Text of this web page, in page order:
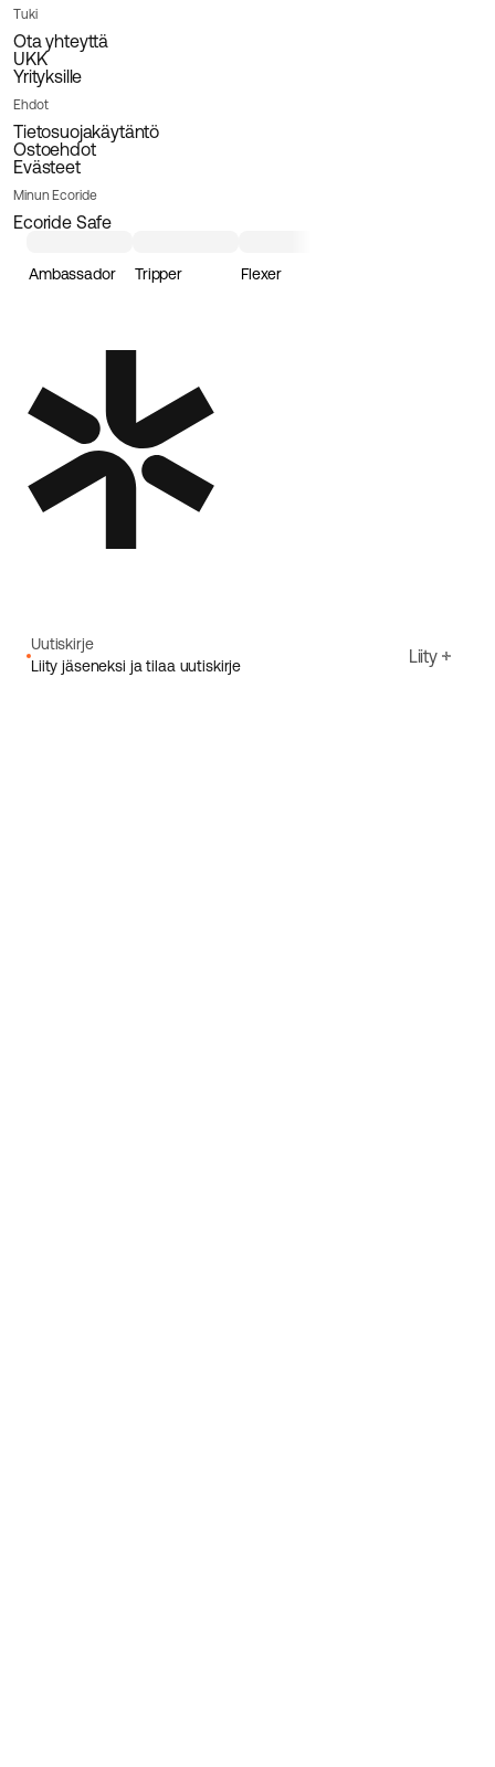
Tuki
Ota yhteyttä
UKK
Yrityksille
Ehdot
Tietosuojakäytäntö
Ostoehdot
Evästeet
Minun Ecoride
Ecoride Safe
Ambassador Tripper Flexer
Uutiskirje
Liity jäseneksi ja tilaa uutiskirje
Liity